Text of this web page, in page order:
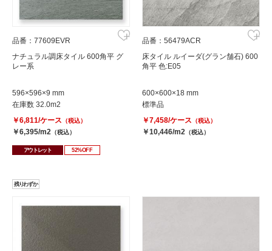
品番：77609EVR
ナチュラル調床タイル 600角平 グ
レー系
596×596×9 mm
在庫数 32.0m2
￥6,811/ケース （税込）
￥6,395/m2 （税込）
アウトレット 52%OFF
品番：56479ACR
床タイル ルイーダ(グラン舗石) 600
角平 色:E05
600×600×18 mm
標準品
￥7,458/ケース （税込）
￥10,446/m2 （税込）
残りわずか